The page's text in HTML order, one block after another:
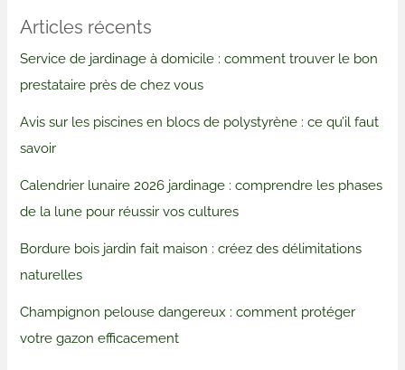
Articles récents
Service de jardinage à domicile : comment trouver le bon
prestataire près de chez vous
Avis sur les piscines en blocs de polystyrène : ce qu’il faut
savoir
Calendrier lunaire 2026 jardinage : comprendre les phases
de la lune pour réussir vos cultures
Bordure bois jardin fait maison : créez des délimitations
naturelles
Champignon pelouse dangereux : comment protéger
votre gazon efficacement